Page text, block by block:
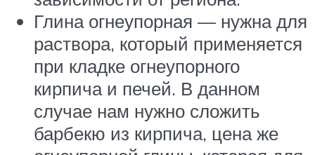
Глина огнеупорная — нужна для
раствора, который применяется
при кладке огнеупорного
кирпича и печей. В данном
случае нам нужно сложить
барбекю из кирпича, цена же